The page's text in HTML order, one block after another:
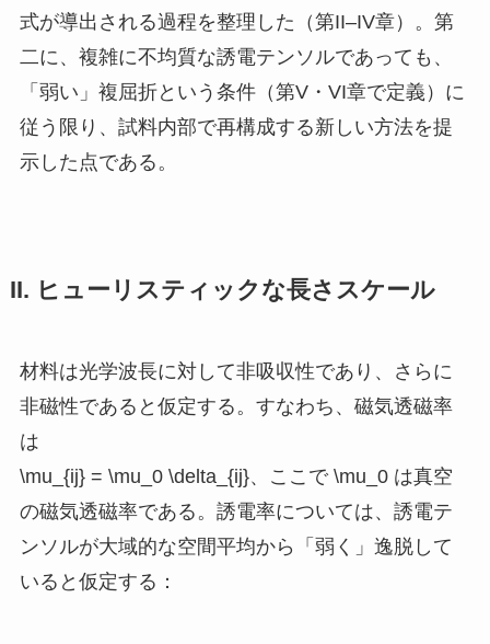
式が導出される過程を整理した（第II–IV章）。第
二に、複雑に不均質な誘電テンソルであっても、
「弱い」複屈折という条件（第V・VI章で定義）に
従う限り、試料内部で再構成する新しい方法を提
示した点である。
II. ヒューリスティックな長さスケール
材料は光学波長に対して非吸収性であり、さらに
非磁性であると仮定する。すなわち、磁気透磁率
は
\mu_{ij} = \mu_0 \delta_{ij}、ここで \mu_0は真空
の磁気透磁率である。誘電率については、誘電テ
ンソルが大域的な空間平均から「弱く」逸脱して
いると仮定する：